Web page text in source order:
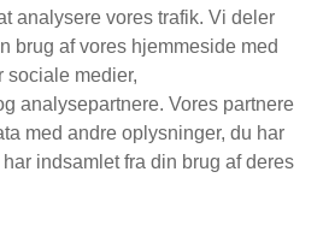
analysere vores trafik. Vi deler
brug af vores hjemmeside med
sociale medier,
analysepartnere. Vores partnere
med andre oplysninger, du har
indsamlet fra din brug af deres